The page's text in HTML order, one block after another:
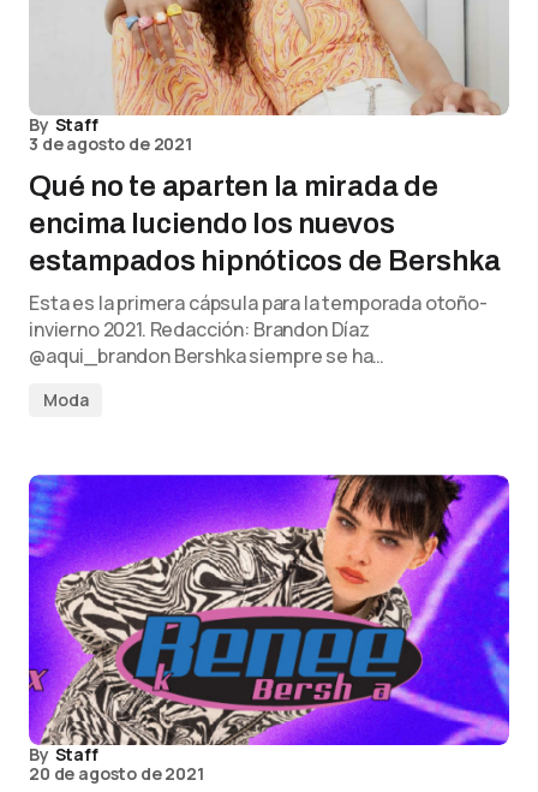
By Staff
3 de agosto de 2021
Qué no te aparten la mirada de
encima luciendo los nuevos
estampados hipnóticos de Bershka
Esta es la primera cápsula para la temporada otoño-
invierno 2021. Redacción: Brandon Díaz
@aqui_brandon Bershka siempre se ha…
Moda
By Staff
20 de agosto de 2021